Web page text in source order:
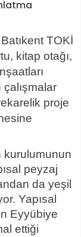
TOKİ
kitap otağı,
çalışmalar
proje
kurulumunun
peyzaj
da yeşil
Yapısal
Eyyübiye
ettiği